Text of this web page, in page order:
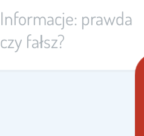
Informacje: prawda
czy fałsz?